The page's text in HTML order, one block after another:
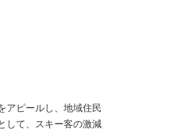
アピールし、地域住民
して、スキー客の激減